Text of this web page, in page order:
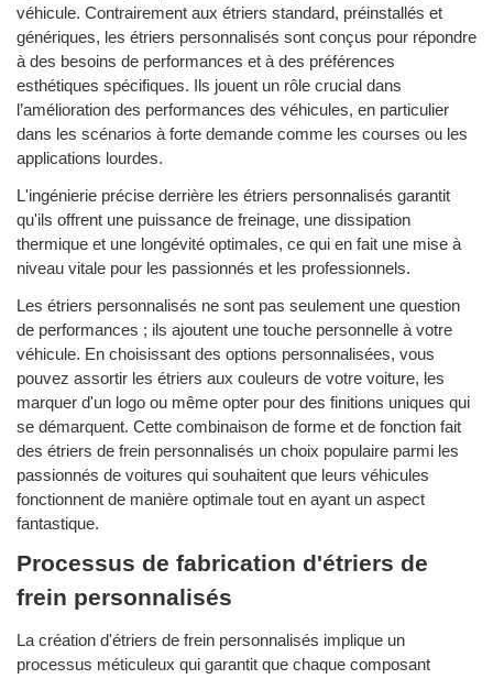
véhicule. Contrairement aux étriers standard, préinstallés et
génériques, les étriers personnalisés sont conçus pour répondre
à des besoins de performances et à des préférences
esthétiques spécifiques. Ils jouent un rôle crucial dans
l’amélioration des performances des véhicules, en particulier
dans les scénarios à forte demande comme les courses ou les
applications lourdes.
L'ingénierie précise derrière les étriers personnalisés garantit
qu'ils offrent une puissance de freinage, une dissipation
thermique et une longévité optimales, ce qui en fait une mise à
niveau vitale pour les passionnés et les professionnels.
Les étriers personnalisés ne sont pas seulement une question
de performances ; ils ajoutent une touche personnelle à votre
véhicule. En choisissant des options personnalisées, vous
pouvez assortir les étriers aux couleurs de votre voiture, les
marquer d'un logo ou même opter pour des finitions uniques qui
se démarquent. Cette combinaison de forme et de fonction fait
des étriers de frein personnalisés un choix populaire parmi les
passionnés de voitures qui souhaitent que leurs véhicules
fonctionnent de manière optimale tout en ayant un aspect
fantastique.
Processus de fabrication d'étriers de
frein personnalisés
La création d'étriers de frein personnalisés implique un
processus méticuleux qui garantit que chaque composant